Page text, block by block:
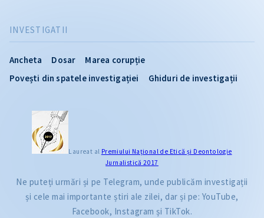
INVESTIGATII
Ancheta Dosar
Marea corupție
Povești din spatele investigației
Ghiduri de investigații
Laureat al Premiului Naţional de Etică și Deontologie
Jurnalistică 2017
Ne puteți urmări și pe Telegram, unde publicăm investigații
și cele mai importante știri ale zilei, dar și pe: YouTube,
Facebook, Instagram și TikTok.